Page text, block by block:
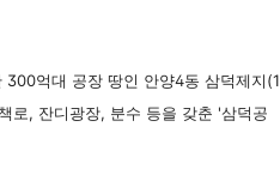
억대 공장 땅인 안양4동 삼덕제지(1
로, 잔디광장, 분수 등을 갖춘 '삼덕공